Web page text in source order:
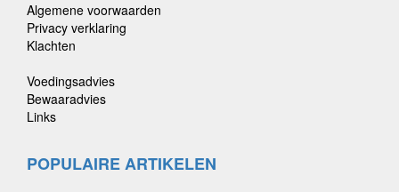
Algemene voorwaarden
Privacy verklaring
Klachten
Voedingsadvies
Bewaaradvies
Links
POPULAIRE ARTIKELEN